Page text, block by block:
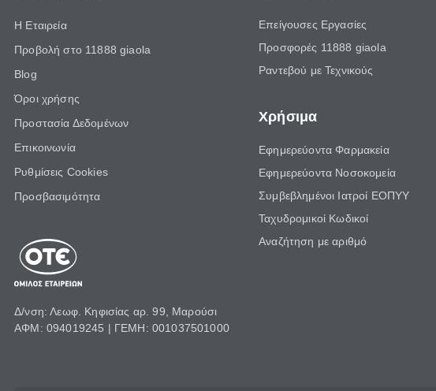
Η Εταιρεία
Προβολή στο 11888 giaola
Blog
Όροι χρήσης
Προστασία Δεδομένων
Επικοινωνία
Ρυθμίσεις Cookies
Προσβασιμότητα
Δ/νση: Λεωφ. Κηφισίας αρ. 99, Μαρούσι
ΑΦΜ: 094019245 | ΓΕΜΗ: 001037501000
Επείγουσες Εργασίες
Προσφορές 11888 giaola
Ραντεβού με Τεχνικούς
Χρήσιμα
Εφημερεύοντα Φαρμακεία
Εφημερεύοντα Νοσοκομεία
Συμβεβλημένοι Ιατροί ΕΟΠΥΥ
Ταχυδρομικοί Κωδικοί
Αναζήτηση με αριθμό